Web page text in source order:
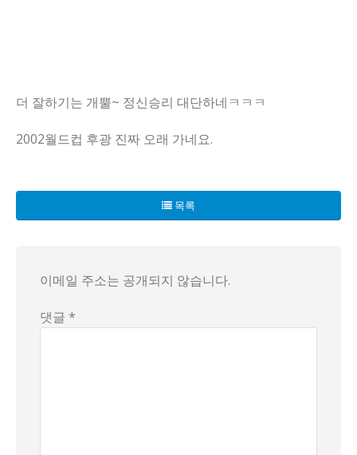
더 잘하기는 개뿔~ 정신승리 대단하네ㅋㅋㅋ
2002월드컵 후광 진짜 오래 가네요.
경기 종료 후 한국 선수들의 모습은 어두웠고, 팬들은 실망
목록
이메일 주소는 공개되지 않습니다.
댓글 *